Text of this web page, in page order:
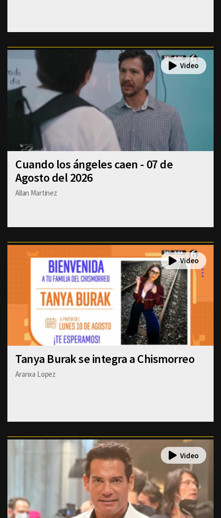
Cuando los ángeles caen - 07 de
Agosto del 2026
Allan Martinez
Tanya Burak se integra a Chismorreo
Aranxa Lopez